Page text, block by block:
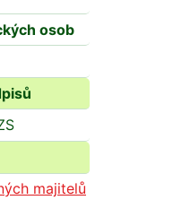
osob
majitelů